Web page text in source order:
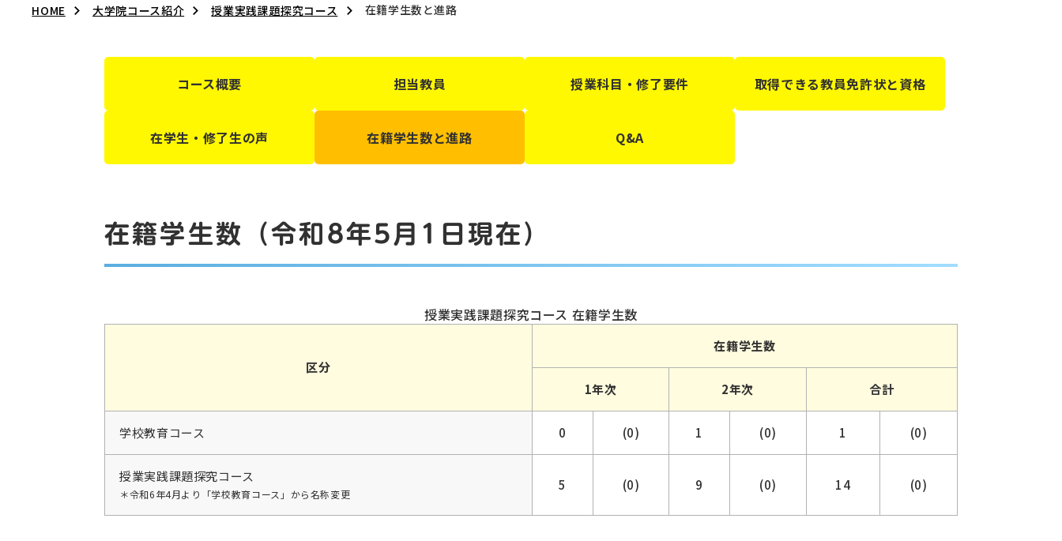
HOME 大学院コース紹介 授業実践課題探究コース 在籍学生数と進路
コース概要 担当教員 授業科目・修了要件 取得できる教員免許状と資格
在学生・修了生の声 在籍学生数と進路 Q&A
在籍学生数（令和8年5月1日現在）
授業実践課題探究コース 在籍学生数
区分
在籍学生数
1年次 2年次 合計
学校教育コース 0 (0) 1 (0) 1 (0)
授業実践課題探究コース
＊令和6年4月より「学校教育コース」から名称変更
5 (0) 9 (0) 14 (0)